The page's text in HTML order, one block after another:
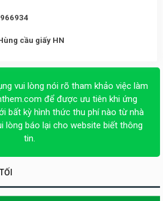
cầu giấy HN
vui lòng nói rõ tham khảo việc làm
để được ưu tiên khi ứng
bất kỳ hình thức thu phí nào từ nhà
lòng báo lại cho website biết thông
tin.